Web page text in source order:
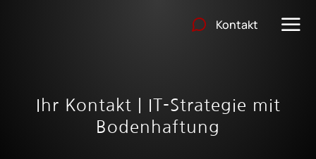
Kontakt
Ihr Kontakt | IT-Strategie mit
Bodenhaftung